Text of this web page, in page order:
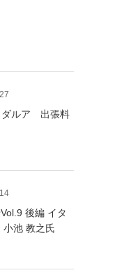
ダルア 出張料
後編 イタ
小池 教之氏